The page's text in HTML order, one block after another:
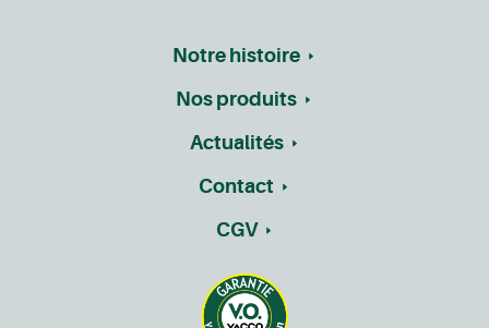
Notre histoire
Nos produits
Actualités
Contact
CGV